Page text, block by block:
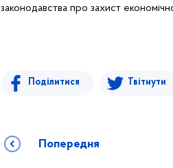
законодавства про захист
Поділитися Твітнути
Попередня